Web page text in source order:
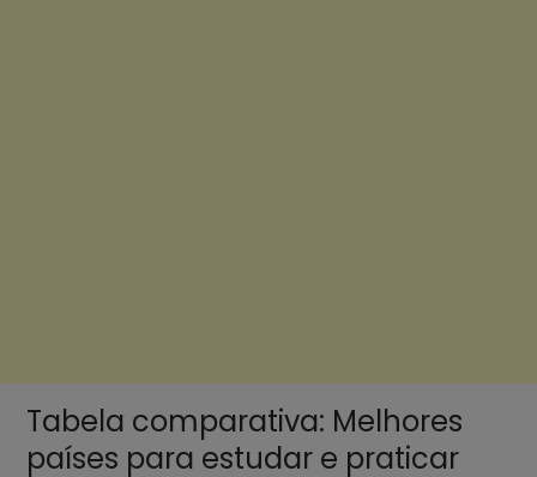
Tabela comparativa: Melhores
países para estudar e praticar